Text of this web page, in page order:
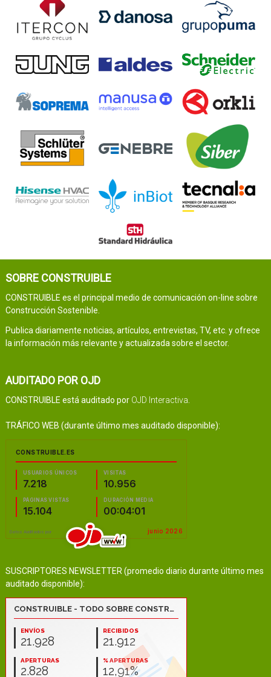
SOBRE CONSTRUIBLE
CONSTRUIBLE es el principal medio de comunicación on-line sobre
Construcción Sostenible.
Publica diariamente noticias, artículos, entrevistas, TV, etc. y ofrece
la información más relevante y actualizada sobre el sector.
AUDITADO POR OJD
CONSTRUIBLE está auditado por OJD Interactiva
TRÁFICO WEB (durante último mes auditado disponible):
SUSCRIPTORES NEWSLETTER (promedio diario durante último mes
auditado disponible):